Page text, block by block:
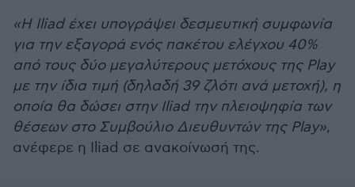
«Η Iliad έχει υπογράψει δεσμευτική συμφωνία
για την εξαγορά ενός πακέτου ελέγχου 40%
από τους δύο μεγαλύτερους μετόχους της Play
με την ίδια τιμή (δηλαδή 39 ζλότι ανά μετοχή), η
οποία θα δώσει στην Iliad την πλειοψηφία των
θέσεων στο Συμβούλιο Διευθυντών της Play»,
ανέφερε η Iliad σε ανακοίνωσή της.